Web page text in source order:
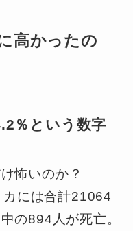
高かったの
％という数字
怖いのか？
には合計21064
の894人が死亡。